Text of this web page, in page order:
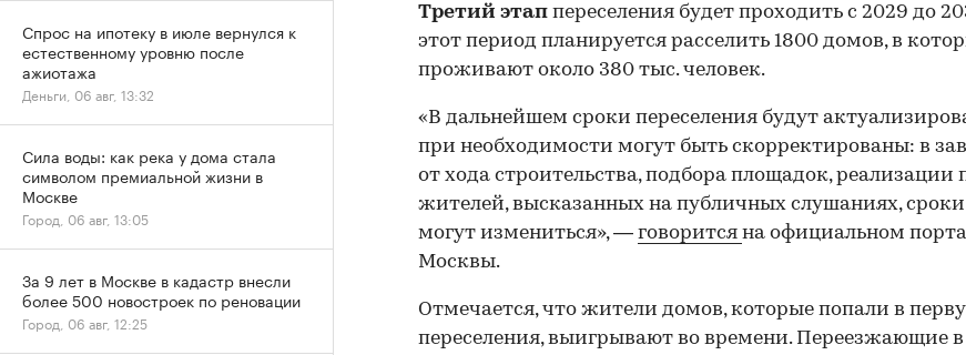
Третий этап переселения будет проходить с 2029 до
этот период планируется расселить 1800 домов, в
проживают около 380 тыс. человек.
«В дальнейшем сроки переселения будут
при необходимости могут быть скорректированы: в
от хода строительства, подбора площадок,
жителей, высказанных на публичных слушаниях, сроки
могут измениться», — говорится на официальном
Москвы.
Отмечается, что жители домов, которые попали в
переселения, выигрывают во времени. Переезжающие
Спрос на ипотеку в июле вернулся к
естественному уровню после
ажиотажа
Деньги, 06 авг, 13:32
Сила воды: как река у дома стала
символом премиальной жизни в
Москве
Город, 06 авг, 13:05
За 9 лет в Москве в кадастр внесли
более 500 новостроек по реновации
Город, 06 авг, 12:25